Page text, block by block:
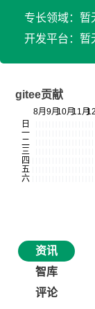
专长领域：暂
开发平台：暂
gitee贡献
资讯
智库
评论